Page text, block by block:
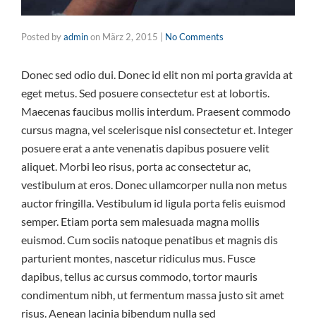
Posted byadminon März 2, 2015 No Comments
Donec sed odio dui. Donec id elit non mi porta gravida at
eget metus. Sed posuere consectetur est at lobortis.
Maecenas faucibus mollis interdum. Praesent commodo
cursus magna, vel scelerisque nisl consectetur et. Integer
posuere erat a ante venenatis dapibus posuere velit
aliquet. Morbi leo risus, porta ac consectetur ac,
vestibulum at eros. Donec ullamcorper nulla non metus
auctor fringilla. Vestibulum id ligula porta felis euismod
semper. Etiam porta sem malesuada magna mollis
euismod. Cum sociis natoque penatibus et magnis dis
parturient montes, nascetur ridiculus mus. Fusce
dapibus, tellus ac cursus commodo, tortor mauris
condimentum nibh, ut fermentum massa justo sit amet
risus. Aenean lacinia bibendum nulla sed